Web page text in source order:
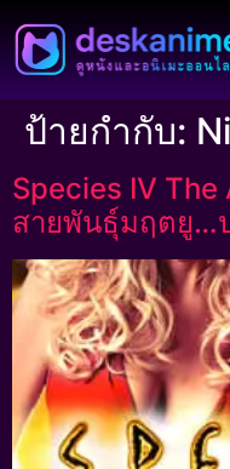
ป้ายกำกับ:
Species IV
สายพันธุ์มฤตยู…